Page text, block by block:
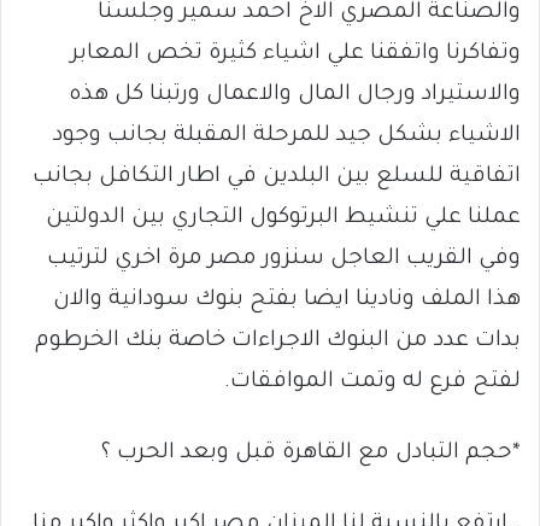
والصناعة المصري الاخ احمد سمير وجلسنا
وتفاكرنا واتفقنا علي اشياء كثيرة تخص المعابر
والاستيراد ورجال المال والاعمال ورتبنا كل هذه
الاشياء بشكل جيد للمرحلة المقبلة بجانب وجود
اتفاقية للسلع بين البلدين في اطار التكافل بجانب
عملنا علي تنشيط البرتوكول التجاري بين الدولتين
وفي القريب العاجل سنزور مصر مرة اخري لترتيب
هذا الملف ونادينا ايضا بفتح بنوك سودانية والان
بدات عدد من البنوك الاجراءات خاصة بنك الخرطوم
لفتح فرع له وتمت الموافقات.
*حجم التبادل مع القاهرة قبل وبعد الحرب ؟